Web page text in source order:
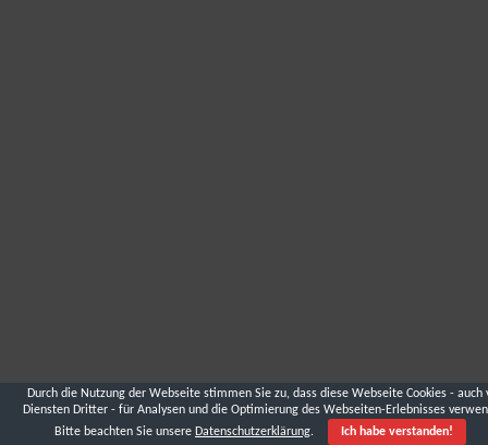
Durch die Nutzung der Webseite stimmen Sie zu, dass diese Webseite Cookies - auch
Diensten Dritter - für Analysen und die Optimierung des Webseiten-Erlebnisses
Bitte beachten Sie unsere Datenschutzerklärung. Ich habe verstanden!